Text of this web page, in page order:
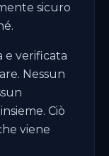
sicuro
e verificata
Nessun
Ciò
viene